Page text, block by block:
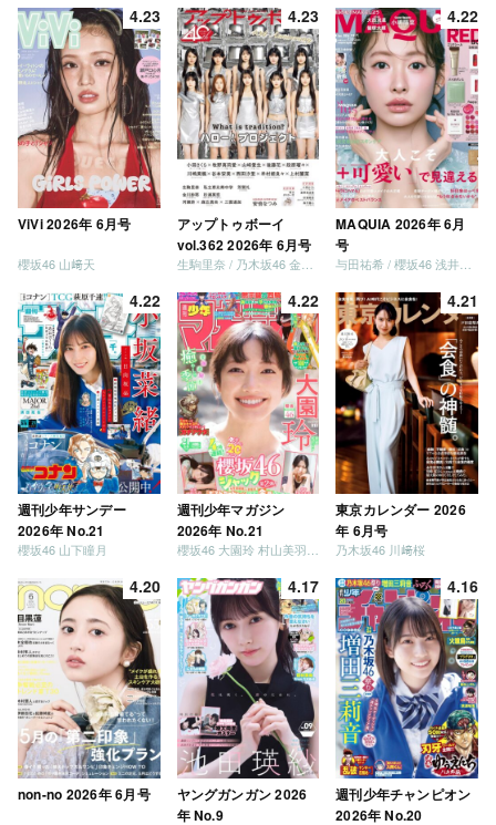
4.23
ViVi 2026年 6月号
櫻坂46 山﨑天
4.23
アップトゥボーイ
vol.362 2026年 6月号
生駒里奈 / 乃木坂46 金川紗耶 森平麗心
4.22
MAQUIA 2026年 6月
号
与田祐希 / 櫻坂46 浅井恋乃未
4.22
週刊少年サンデー
2026年 No.21
櫻坂46 山下瞳月
4.22
週刊少年マガジン
2026年 No.21
4.21
東京カレンダー 2026
年 6月号
乃木坂46 川﨑桜
4.20
non-no 2026年 6月号
4.17
ヤングガンガン 2026
年 No.9
4.16
週刊少年チャンピオン
2026年 No.20